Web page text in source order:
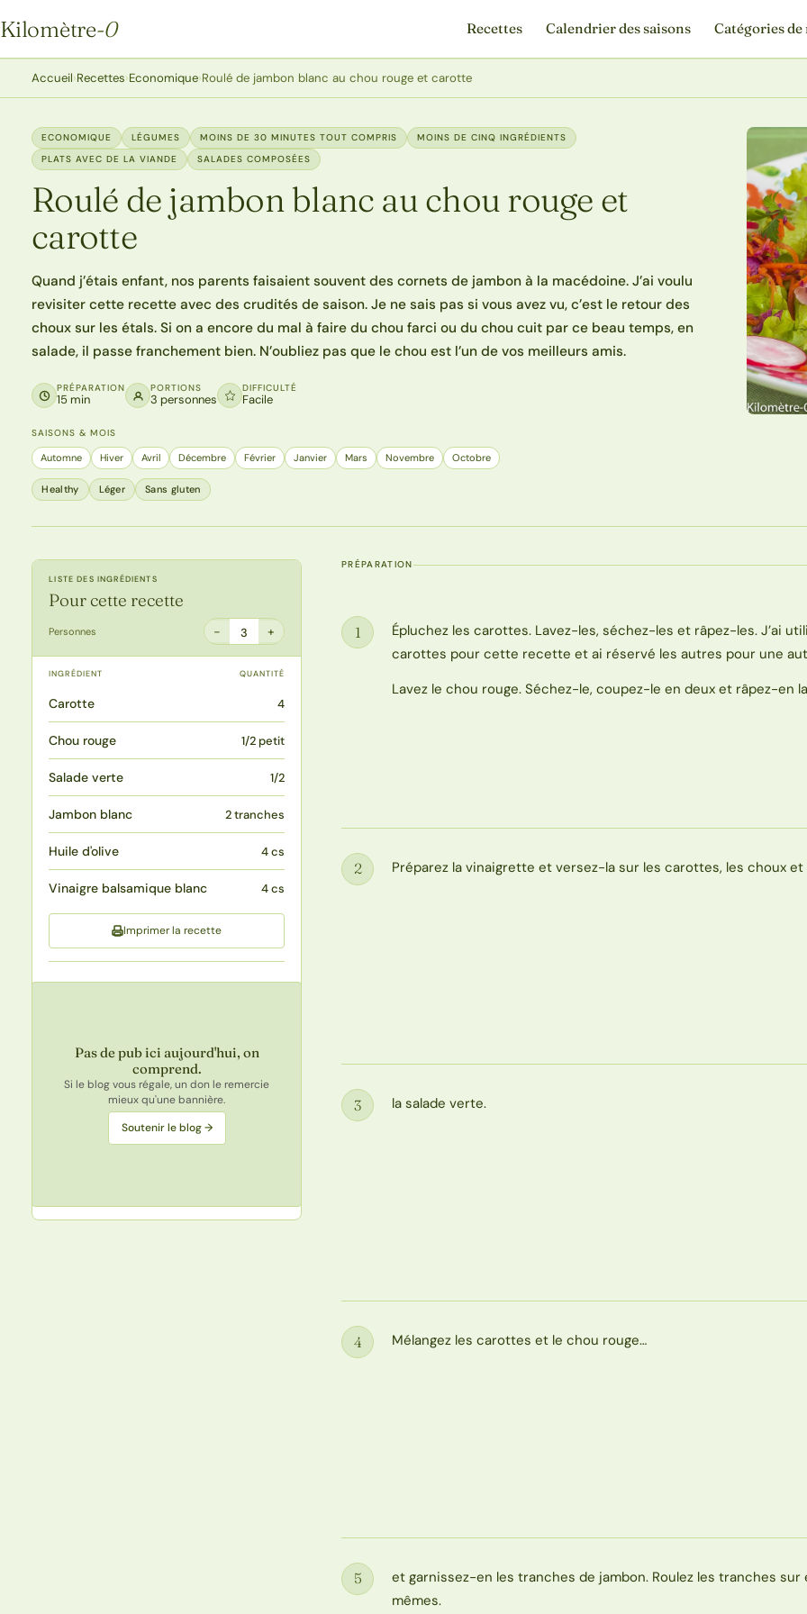
Kilomètre-0
Kilomètre-0
Recettes Calendrier des saisons Catégories
Accueil›Recettes›Economique›Roulé de jambon blanc au chou rouge et carotte
ECONOMIQUE LÉGUMES MOINS DE 30 MINUTES TOUT COMPRIS
MOINS DE CINQ INGRÉDIENTS
PLATS AVEC DE LA VIANDE
SALADES COMPOSÉES
Roulé de jambon blanc au chou rouge et
carotte
Quand j’étais enfant, nos parents faisaient souvent des cornets de jambon à la macédoine. J’ai voulu
revisiter cette recette avec des crudités de saison. Je ne sais pas si vous avez vu, c’est le retour des
choux sur les étals. Si on a encore du mal à faire du chou farci ou du chou cuit par ce beau temps, en
salade, il passe franchement bien. N’oubliez pas que le chou est l’un de vos meilleurs amis.
PRÉPARATION
15 min
PORTIONS
3 personnes
DIFFICULTÉ
Facile
SAISONS & MOIS
Automne Hiver Avril Décembre Février Janvier Mars Novembre Octobre
Healthy Léger Sans gluten
LISTE DES INGRÉDIENTS
Pour cette recette
Personnes − 3 +
INGRÉDIENT QUANTITÉ
Carotte 4
Chou rouge 1/2 petit
Salade verte 1/2
Jambon blanc 2 tranches
Huile d'olive 4 cs
Vinaigre balsamique blanc 4 cs
Imprimer la recette
Pas de pub ici aujourd'hui, on
comprend.
Si le blog vous régale, un don le remercie
mieux qu'une bannière.
Soutenir le blog →
PRÉPARATION
Étape
1
Épluchez les carottes. Lavez-les, séchez-les et râpez-les. J’ai
carottes pour cette recette et ai réservé les autres pour une
Lavez le chou rouge. Séchez-le, coupez-le en deux et râpez-en
Étape
2 Préparez la vinaigrette et versez-la sur les carottes, les choux et
Étape
3 la salade verte.
Étape
4 Mélangez les carottes et le chou rouge…
Étape
5
et garnissez-en les tranches de jambon. Roulez les tranches sur
mêmes.